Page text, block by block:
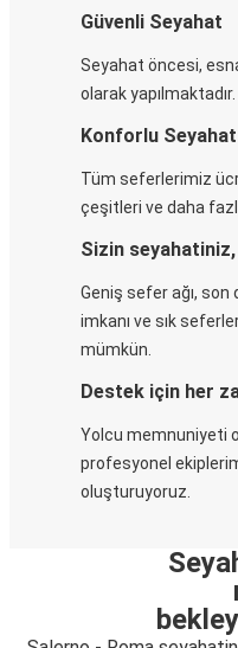
Güvenli Seyahat
Seyahat öncesi,
olarak yapılmaktadır.
Konforlu Seyahat
Tüm seferlerimiz
çeşitleri ve daha
Sizin
Geniş sefer ağı,
imkanı ve sık
mümkün.
Destek için her
Yolcu memnuniyeti
profesyonel
oluşturuyoruz.